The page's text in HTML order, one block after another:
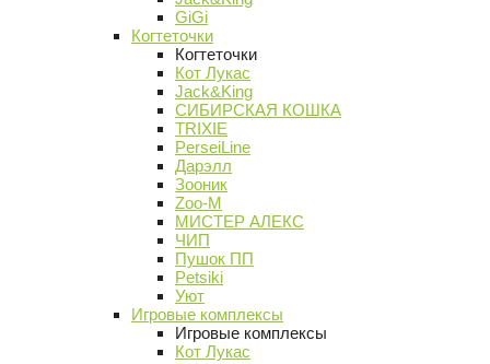
GiGi
Когтеточки
Когтеточки
Кот Лукас
Jack&King
СИБИРСКАЯ КОШКА
TRIXIE
PerseiLine
Дарэлл
Зооник
Zoo-M
МИСТЕР АЛЕКС
ЧИП
Пушок ПП
Petsiki
Уют
Игровые комплексы
Игровые комплексы
Кот Лукас